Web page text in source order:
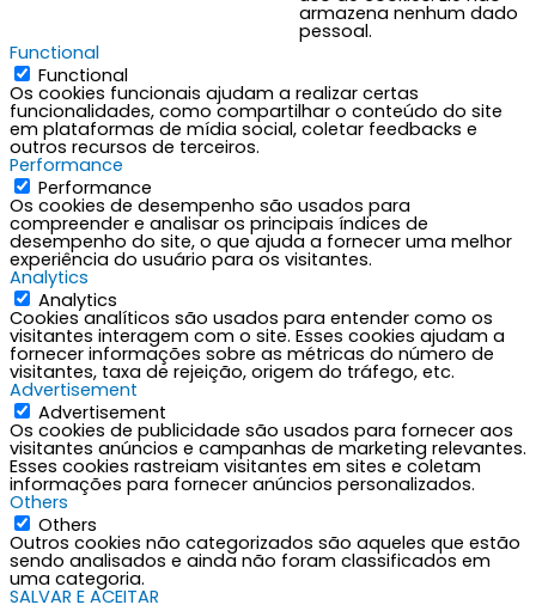
armazena nenhum dado
pessoal.
Functional
Functional
Os cookies funcionais ajudam a realizar certas
funcionalidades, como compartilhar o conteúdo do site
em plataformas de mídia social, coletar feedbacks e
outros recursos de terceiros.
Performance
Performance
Os cookies de desempenho são usados para
compreender e analisar os principais índices de
desempenho do site, o que ajuda a fornecer uma melhor
experiência do usuário para os visitantes.
Analytics
Analytics
Cookies analíticos são usados para entender como os
visitantes interagem com o site. Esses cookies ajudam a
fornecer informações sobre as métricas do número de
visitantes, taxa de rejeição, origem do tráfego, etc.
Advertisement
Advertisement
Os cookies de publicidade são usados para fornecer aos
visitantes anúncios e campanhas de marketing relevantes.
Esses cookies rastreiam visitantes em sites e coletam
informações para fornecer anúncios personalizados.
Others
Others
Outros cookies não categorizados são aqueles que estão
sendo analisados e ainda não foram classificados em
uma categoria.
SALVAR E ACEITAR